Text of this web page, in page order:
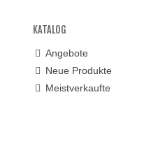
KATALOG
Angebote
Neue Produkte
Meistverkaufte